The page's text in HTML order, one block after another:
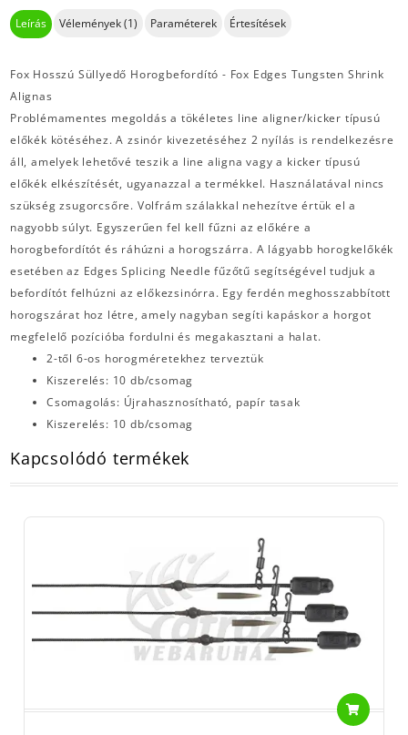
Leírás Vélemények (1) Paraméterek Értesítések
Fox Hosszú Süllyedő Horogbefordító - Fox Edges Tungsten Shrink
Alignas
Problémamentes megoldás a tökéletes line aligner/kicker típusú
előkék kötéséhez. A zsinór kivezetéséhez 2 nyílás is rendelkezésre
áll, amelyek lehetővé teszik a line aligna vagy a kicker típusú
előkék elkészítését, ugyanazzal a termékkel. Használatával nincs
szükség zsugorcsőre. Volfrám szálakkal nehezítve értük el a
nagyobb súlyt. Egyszerűen fel kell fűzni az előkére a
horogbefordítót és ráhúzni a horogszárra. A lágyabb horogkelőkék
esetében az Edges Splicing Needle fűzőtű segítségével tudjuk a
befordítót felhúzni az előkezsinórra. Egy ferdén meghosszabbított
horogszárat hoz létre, amely nagyban segíti kapáskor a horgot
megfelelő pozícióba fordulni és megakasztani a halat.
2-től 6-os horogméretekhez terveztük
Kiszerelés: 10 db/csomag
Csomagolás: Újrahasznosítható, papír tasak
Kiszerelés: 10 db/csomag
Kapcsolódó termékek